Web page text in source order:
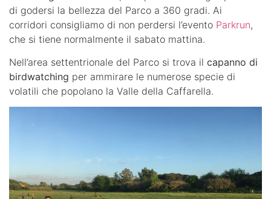
di godersi la bellezza del Parco a 360 gradi. Ai
corridori consigliamo di non perdersi l’evento Parkrun,
che si tiene normalmente il sabato mattina.
Nell’area settentrionale del Parco si trova il capanno di
birdwatching per ammirare le numerose specie di
volatili che popolano la Valle della Caffarella.